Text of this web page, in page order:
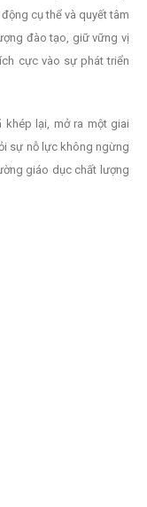
cụ thể và quyết tâm
đào tạo, giữ vững vị
cực vào sự phát triển
lại, mở ra một giai
sự nỗ lực không ngừng
giáo dục chất lượng